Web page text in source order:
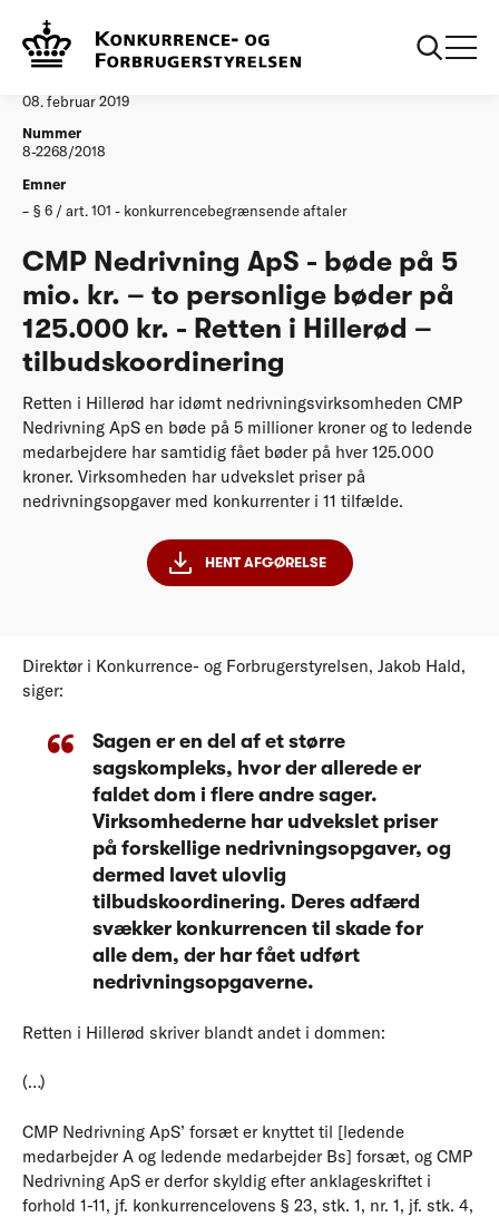
Afgørelser
08. februar 2019
Nummer
8-2268/2018
Emner
§ 6 / art. 101 - konkurrencebegrænsende aftaler
CMP Nedrivning ApS - bøde på 5
mio. kr. – to personlige bøder på
125.000 kr. - Retten i Hillerød –
tilbudskoordinering
Retten i Hillerød har idømt nedrivningsvirksomheden CMP
Nedrivning ApS en bøde på 5 millioner kroner og to ledende
medarbejdere har samtidig fået bøder på hver 125.000
kroner. Virksomheden har udvekslet priser på
nedrivningsopgaver med konkurrenter i 11 tilfælde.
HENT AFGØRELSE
Direktør i Konkurrence- og Forbrugerstyrelsen, Jakob Hald,
siger:
Sagen er en del af et større
sagskompleks, hvor der allerede er
faldet dom i flere andre sager.
Virksomhederne har udvekslet priser
på forskellige nedrivningsopgaver, og
dermed lavet ulovlig
tilbudskoordinering. Deres adfærd
svækker konkurrencen til skade for
alle dem, der har fået udført
nedrivningsopgaverne.
Retten i Hillerød skriver blandt andet i dommen:
(…)
CMP Nedrivning ApS’ forsæt er knyttet til [ledende
medarbejder A og ledende medarbejder Bs] forsæt, og CMP
Nedrivning ApS er derfor skyldig efter anklageskriftet i
forhold 1-11, jf. konkurrencelovens § 23, stk. 1, nr. 1, jf. stk. 4,